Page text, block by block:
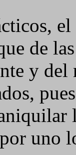
de
y del
uno